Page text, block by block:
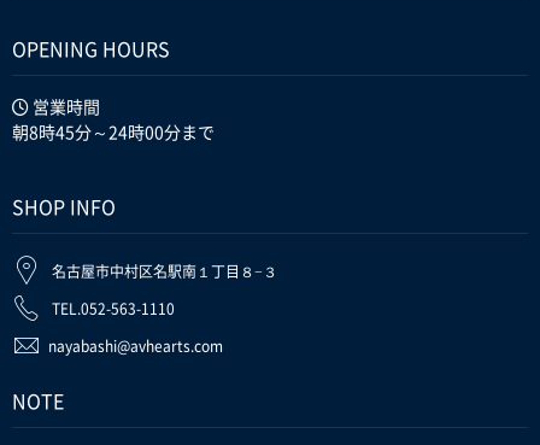
OPENING HOURS
営業時間
朝8時45分～24時00分まで
SHOP INFO
名古屋市中村区名駅南１丁目８−３
TEL.052-563-1110
nayabashi@avhearts.com
NOTE